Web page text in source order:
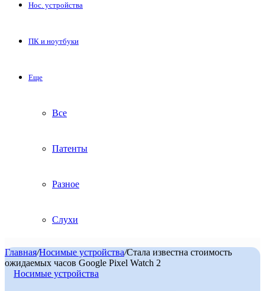
Нос. устройства
ПК и ноутбуки
Еще
Все
Патенты
Разное
Слухи
Главная/Носимые устройства/Стала известна стоимость
ожидаемых часов Google Pixel Watch 2
Носимые устройства